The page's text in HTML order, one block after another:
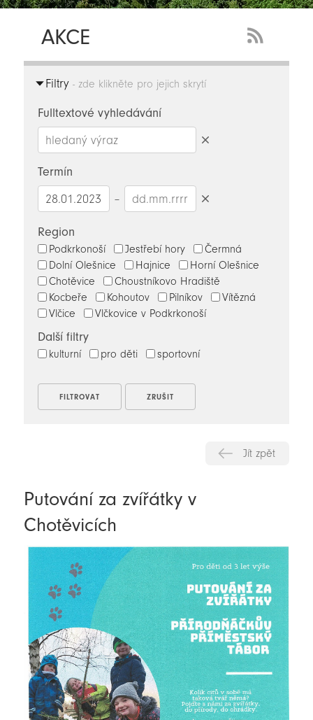
AKCE
Feed
Filtry- zde klikněte pro jejich skrytí
Fulltextové vyhledávání
Termín
–
Region
Podkrkonoší Jestřebí hory
Čermná
Dolní Olešnice
Hajnice
Horní Olešnice
Chotěvice
Choustníkovo Hradiště
Kocbeře
Kohoutov Pilníkov
Vítězná
Vlčice
Vlčkovice v Podkrkonoší
Další filtry
kulturní pro děti sportovní
Jít zpět
Putování za zvířátky v
Chotěvicích